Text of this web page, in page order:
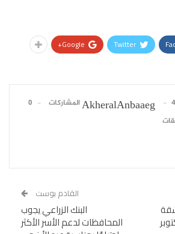
Twitter
Google+
AkheralAnbaaeg
0
القادم بوست
البنك الزراعي يجوب
المحافظات لدعم الأسر الأكثر